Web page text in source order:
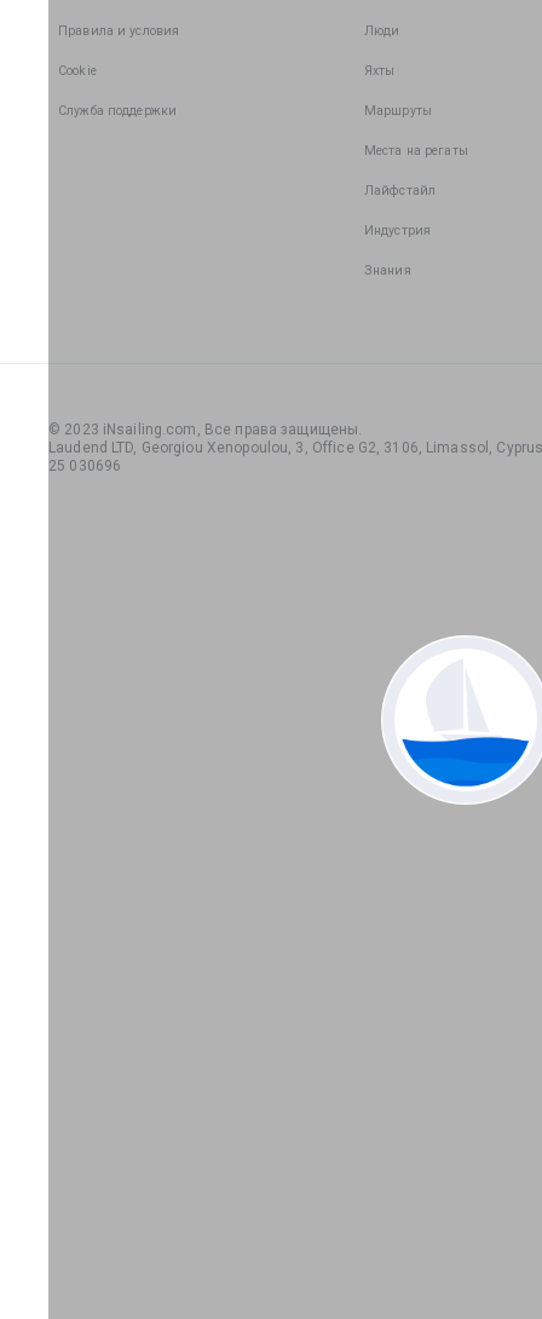
Правила и условия
Cookie
Служба поддержки
Люди
Яхты
Маршруты
Места на регаты
Лайфстайл
Индустрия
Знания
© 2023 iNsailing.com, Все права защищены.
Laudend LTD, Georgiou Xenopoulou, 3, Office G2, 3106, Limassol,
25 030696